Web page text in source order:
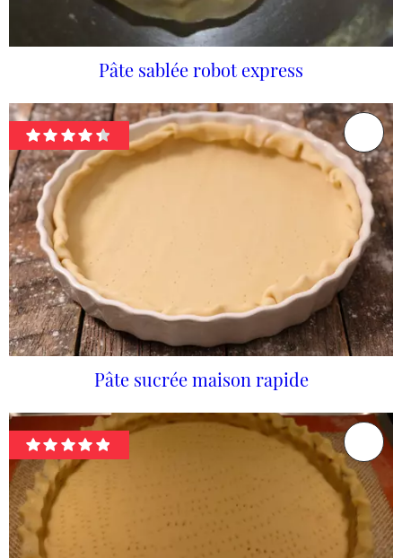
Pâte sablée robot express
Pâte sucrée maison rapide